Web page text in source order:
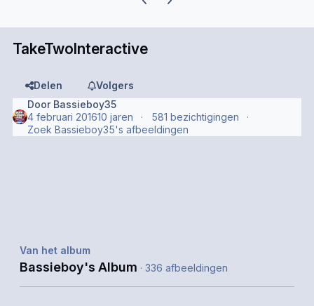
TakeTwoInteractive
Delen
Volgers
Door Bassieboy35
4 februari 201610 jaren
581 bezichtigingen
Zoek Bassieboy35's afbeeldingen
Van het album
Bassieboy's Album · 336 afbeeldingen